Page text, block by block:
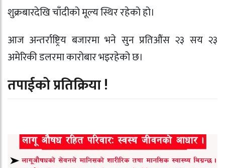
शुक्रबारदेखि चाँदीको मूल्य स्थिर रहेको हो।
आज अन्तर्राष्ट्रिय बजारमा भने सुन प्रतिऔंस २३ सय २३
अमेरिकी डलरमा कारोबार भइरहेको छ।
तपाईको प्रतिक्रिया !